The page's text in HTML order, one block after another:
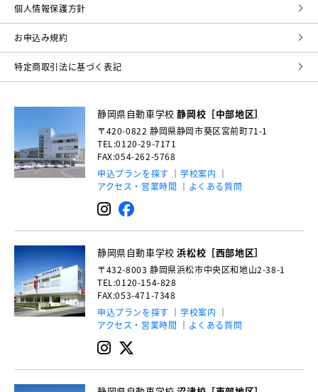
個⼈情報保護⽅針
お申込み規約
特定商取引法に基づく表記
静岡県自動車学校静岡校［中部地区］
〒420-0822 静岡県静岡市葵区宮前町71-1
TEL:0120-29-7171
FAX:054-262-5768
申込プランを探す
学校案内
アクセス・営業時間
よくある質問
静岡県自動車学校浜松校［西部地区］
〒432-8003 静岡県浜松市中央区和地山2-38-1
TEL:0120-154-828
FAX:053-471-7348
申込プランを探す
学校案内
アクセス・営業時間
よくある質問